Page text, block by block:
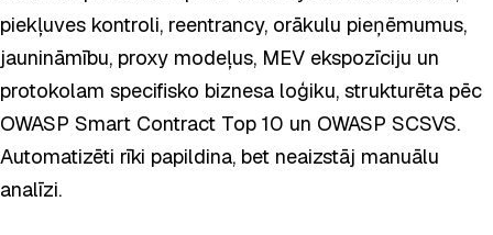
piekļuves kontroli, reentrancy, orākulu pieņēmumus,
jaunināmību, proxy modeļus, MEV ekspozīciju un
protokolam specifisko biznesa loģiku, strukturēta pēc
OWASP Smart Contract Top 10 un OWASP SCSVS.
Automatizēti rīki papildina, bet neaizstāj manuālu
analīzi.